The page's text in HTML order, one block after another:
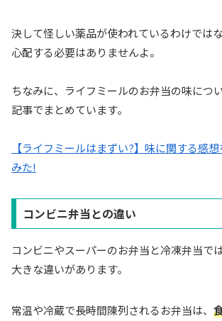
決して怪しい薬品が使われているわけでは
心配する必要はありませんよ。
ちなみに、ライフミールのお弁当の味につ
記事でまとめています。
【ライフミールはまずい?】味に関する感
みた!
コンビニ弁当との違い
コンビニやスーパーのお弁当と冷凍弁当で
大きな違いがあります。
常温や冷蔵で長時間陳列されるお弁当は、